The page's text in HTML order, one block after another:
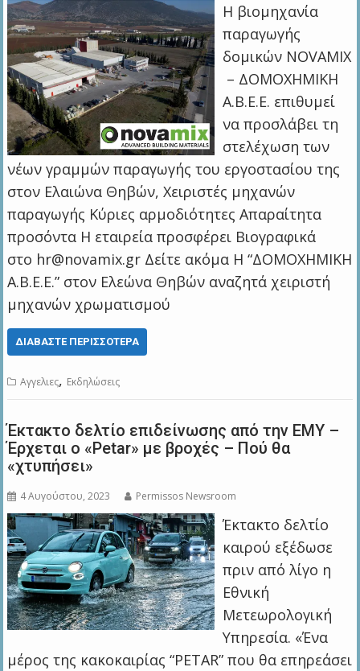
Η βιομηχανία
παραγωγής
δομικών NOVAMIX
– ΔΟΜΟΧΗΜΙΚΗ
Α.Β.Ε.Ε. επιθυμεί
να προσλάβει τη
στελέχωση των
νέων γραμμών παραγωγής του εργοστασίου της
στον Ελαιώνα Θηβών, Χειριστές μηχανών
παραγωγής Κύριες αρμοδιότητες Απαραίτητα
προσόντα Η εταιρεία προσφέρει Bιογραφικά
στο hr@novamix.gr Δείτε ακόμα Η “ΔΟΜΟΧΗΜΙΚΗ
Α.Β.Ε.Ε.” στον Ελεώνα Θηβών αναζητά χειριστή
μηχανών χρωματισμού
ΔΙΑΒΆΣΤΕ ΠΕΡΙΣΣΌΤΕΡΑ
Αγγελιες, Εκδηλώσεις
Έκτακτο δελτίο επιδείνωσης από την ΕΜΥ –
Έρχεται ο «Petar» με βροχές – Πού θα
«χτυπήσει»
4 Αυγούστου, 2023 Permissos Newsroom
Έκτακτο δελτίο
καιρού εξέδωσε
πριν από λίγο η
Εθνική
Μετεωρολογική
Υπηρεσία. «Ένα
μέρος της κακοκαιρίας “PETAR” που θα επηρεάσει